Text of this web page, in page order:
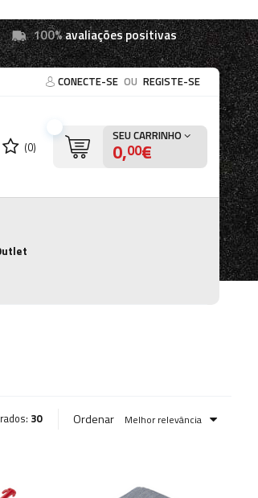
100%avaliações positivas
CONECTE-SE OU REGISTE-SE
(0)
SEU CARRINHO
0,00€
30 Ordenar Melhor relevância